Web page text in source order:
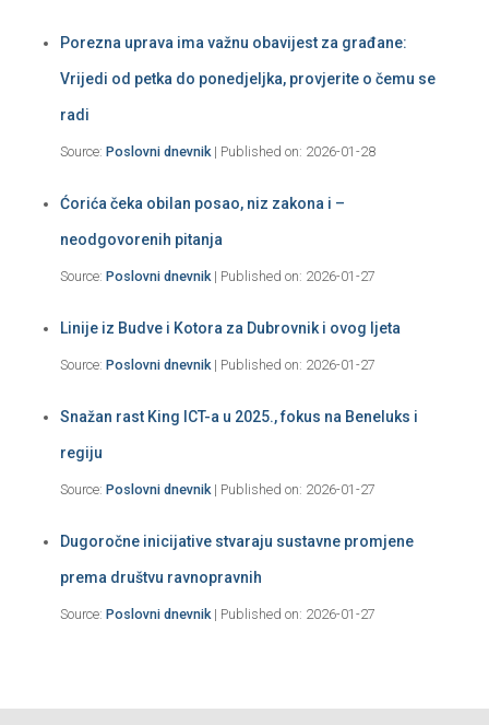
Porezna uprava ima važnu obavijest za građane:
Vrijedi od petka do ponedjeljka, provjerite o čemu se
radi
Source: Poslovni dnevnik Published on: 2026-01-28
Ćorića čeka obilan posao, niz zakona i –
neodgovorenih pitanja
Source: Poslovni dnevnik Published on: 2026-01-27
Linije iz Budve i Kotora za Dubrovnik i ovog ljeta
Source: Poslovni dnevnik Published on: 2026-01-27
Snažan rast King ICT-a u 2025., fokus na Beneluks i
regiju
Source: Poslovni dnevnik Published on: 2026-01-27
Dugoročne inicijative stvaraju sustavne promjene
prema društvu ravnopravnih
Source: Poslovni dnevnik Published on: 2026-01-27